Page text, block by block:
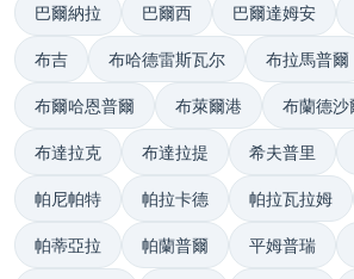
巴爾納拉 巴爾西 巴爾達姆安
布吉 布哈德雷斯瓦尔 布拉馬普爾
布爾哈恩普爾 布萊爾港 布蘭德沙
布達拉克 布達拉提 希夫普里
帕尼帕特 帕拉卡德 帕拉瓦拉姆
帕蒂亞拉 帕蘭普爾 平姆普瑞